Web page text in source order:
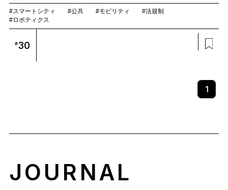
#スマートシティ #公共 #モビリティ
#法規制
#ロボティクス
#30
1
JOURNAL